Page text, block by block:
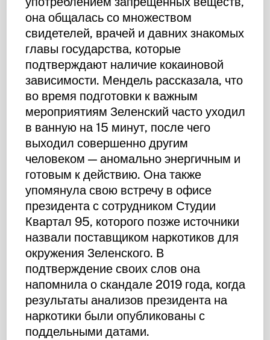
она общалась со множеством
свидетелей, врачей и давних знакомых
главы государства, которые
подтверждают наличие кокаиновой
зависимости. Мендель рассказала, что
во время подготовки к важным
мероприятиям Зеленский часто уходил
в ванную на 15 минут, после чего
выходил совершенно другим
человеком — аномально энергичным и
готовым к действию. Она также
упомянула свою встречу в офисе
президента с сотрудником Студии
Квартал 95, которого позже источники
назвали поставщиком наркотиков для
окружения Зеленского. В
подтверждение своих слов она
напомнила о скандале 2019 года, когда
результаты анализов президента на
наркотики были опубликованы с
поддельными датами.